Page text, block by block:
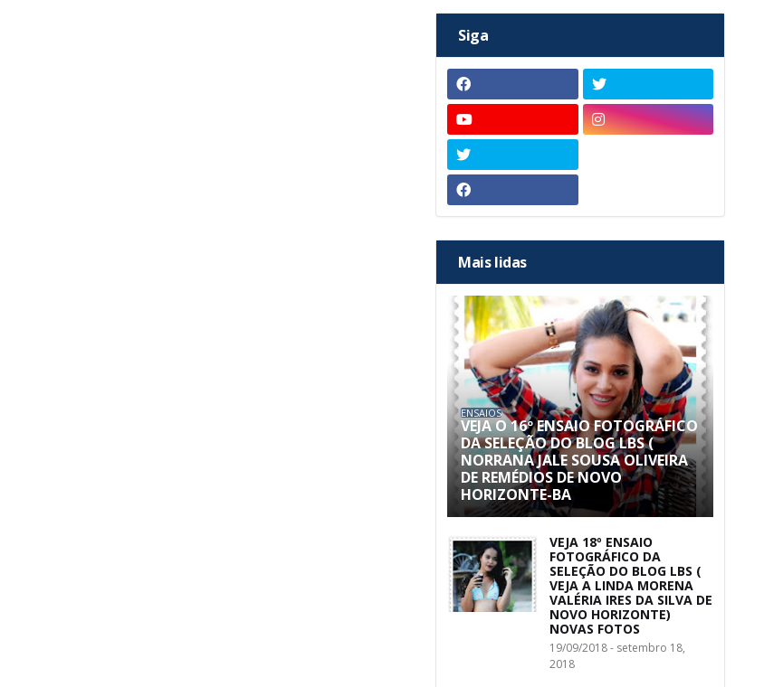
Siga
Mais lidas
ENSAIOS
VEJA O 16º ENSAIO FOTOGRÁFICO
DA SELEÇÃO DO BLOG LBS (
NORRANA JALE SOUSA OLIVEIRA
DE REMÉDIOS DE NOVO
HORIZONTE-BA
VEJA 18º ENSAIO
FOTOGRÁFICO DA
SELEÇÃO DO BLOG LBS (
VEJA A LINDA MORENA
VALÉRIA IRES DA SILVA DE
NOVO HORIZONTE)
NOVAS FOTOS
19/09/2018 - setembro 18,
2018